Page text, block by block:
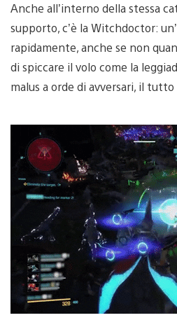
Anche all’interno della stessa
supporto, c’è la Witchdoctor:
rapidamente, anche se non
di spiccare il volo come la
malus a orde di avversari, il